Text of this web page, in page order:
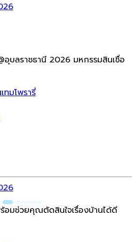
อุบลราชธานี 2026 มหกรรมสินเชื่อ
ทมโพรารี่
มช่วยคุณตัดสินใจเรื่องบ้านได้ดี